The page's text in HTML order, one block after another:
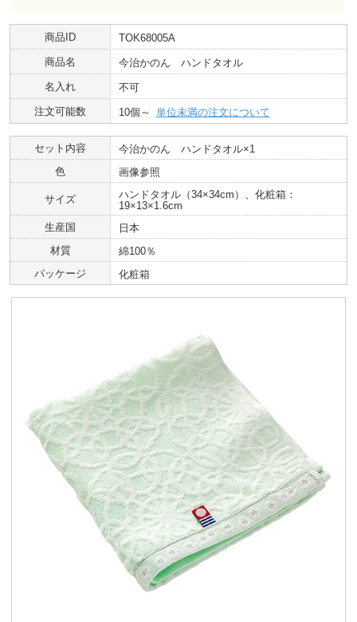
商品ID
TOK68005A
商品名
今治かのん ハンドタオル
名入れ
不可
注文可能数
10個～ 単位未満の注文について
セット内容
今治かのん ハンドタオル×1
色
画像参照
サイズ
ハンドタオル（34×34cm）、化粧箱：
19×13×1.6cm
生産国
日本
材質
綿100％
パッケージ
化粧箱